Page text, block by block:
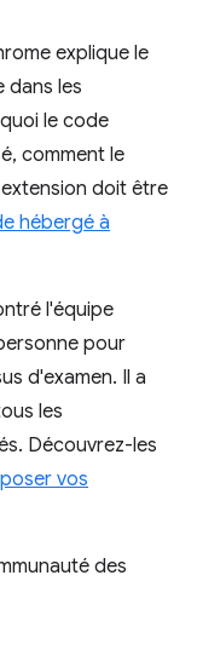
explique le
dans les
le code
comment le
doit être
hébergé à
l'équipe
pour
d'examen. Il a
les
Découvrez-les
vos
des